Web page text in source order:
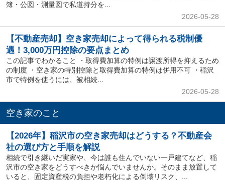
簿・公図・測量図で私道持分を...
2026-05-28
【不動産売却】空き家売却によって得られる税制優
遇！3,000万円控除の要点まとめ
この記事でわかること ・取得費加算の特例は譲渡所得を抑えるため
の制度 ・空き家の特別控除と取得費加算の特例は併用不可 ・稲沢
市で特例を使うには、被相続...
2026-05-28
空き家のこと
【2026年】稲沢市の空き家売却はどうする？不動産会
社の選び方と手順を解説
相続で引き継いだ実家や、今は誰も住んでいない一戸建てなど、稲
沢市の空き家をどうすべきか悩んでいませんか。そのまま放置して
いると、固定資産税の負担や老朽化による倒壊リスク、...